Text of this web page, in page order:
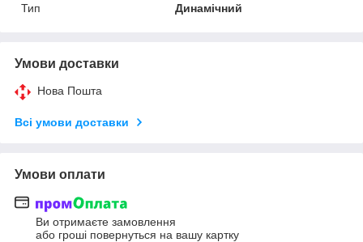
Тип
Динамічний
Умови доставки
Нова Пошта
Всі умови доставки
Умови оплати
Ви отримаєте замовлення
або гроші повернуться на вашу картку